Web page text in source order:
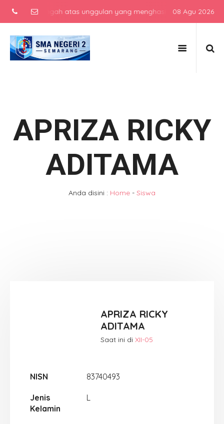
menengah atas unggulan yang menghasilkan lulusan
08 Agu 2026
APRIZA RICKY
ADITAMA
Anda disini : Home - Siswa
APRIZA RICKY
ADITAMA
Saat ini diXII-05
NISN 83740493
Jenis
Kelamin
L